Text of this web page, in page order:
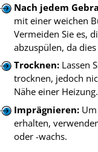
Nach jedem
mit einer weichen
Vermeiden Sie es,
abzuspülen, da
Trocknen:Lassen
trocknen, jedoch
Nähe einer Heizung.
Imprägnieren:Um
erhalten,
oder -wachs.